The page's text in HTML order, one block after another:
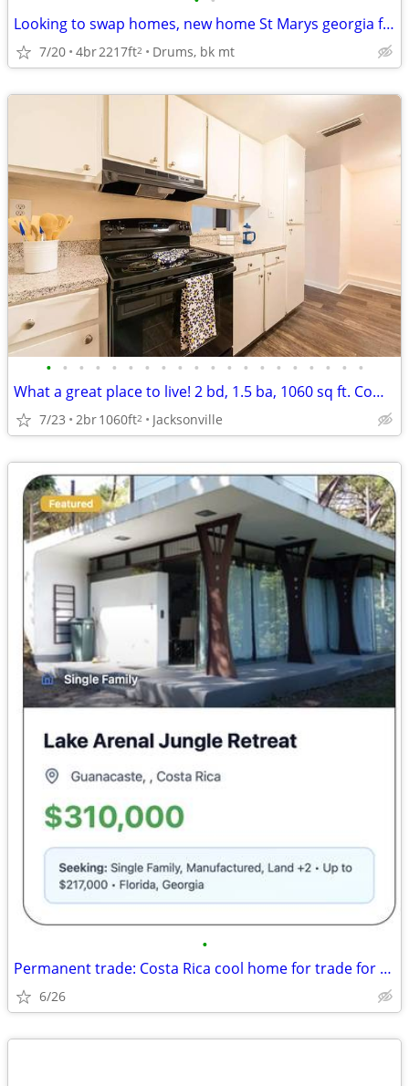
Looking to swap homes, new home St Marys georgia for similar ho
7/20 4br2217ft2 Drums, bk mt
• • • • • • • • • • • • • • • • • • • •
What a great place to live! 2 bd, 1.5 ba, 1060 sq ft. Come home today!
7/23 2br1060ft2 Jacksonville
•
Permanent trade: Costa Rica cool home for trade for Florida, Georgia
6/26